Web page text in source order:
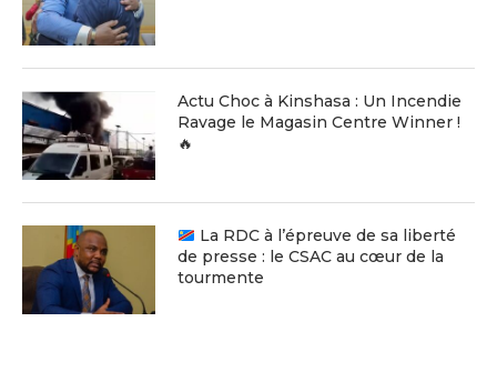
Actu Choc à Kinshasa : Un Incendie
Ravage le Magasin Centre Winner !
🔥
La RDC à l’épreuve de sa liberté
de presse : le CSAC au cœur de la
tourmente